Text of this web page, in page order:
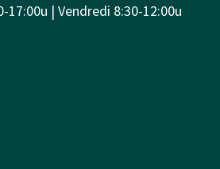
17:00u | Vendredi 8:30-12:00u